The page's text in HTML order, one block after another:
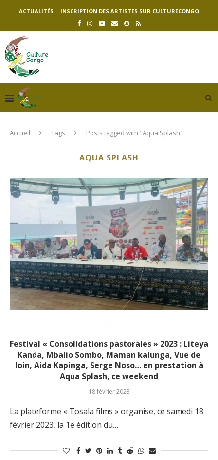
ACTUALITÉS INSCRIPTION DES ARTISTES SUR CULTURECONGO
Accueil Tags Posts tagged with "Aqua Splash"
AQUA SPLASH
1
Festival « Consolidations pastorales » 2023 : Liteya
Kanda, Mbalio Sombo, Maman kalunga, Vue de
loin, Aida Kapinga, Serge Noso… en prestation à
Aqua Splash, ce weekend
18 février 2023
La plateforme « Tosala films » organise, ce samedi 18
février 2023, la 1e édition du…